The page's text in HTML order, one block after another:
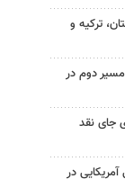
ترکیه و
دوم در
جای نقد
۷۰۰ نظامی آمریکایی در